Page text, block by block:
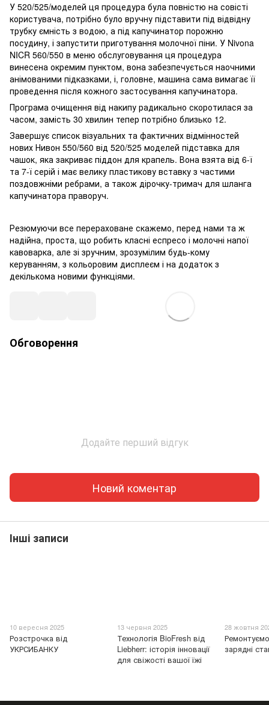
У 520/525/моделей ця процедура була повністю на совісті
користувача, потрібно було вручну підставити під відвідну
трубку ємність з водою, а під капучинатор порожню
посудину, і запустити приготування молочної піни. У Nivona
NICR 560/550 в меню обслуговування ця процедура
винесена окремим пунктом, вона забезпечується наочними
анімованими підказками, і, головне, машина сама вимагає її
проведення після кожного застосування капучинатора.
Програма очищення від накипу радикально скоротилася за
часом, замість 30 хвилин тепер потрібно близько 12.
Завершує список візуальних та фактичних відмінностей
нових Нивон 550/560 від 520/525 моделей підставка для
чашок, яка закриває піддон для крапель. Вона взята від 6-ї
та 7-ї серій і має велику пластикову вставку з частими
поздовжніми ребрами, а також дірочку-тримач для шланга
капучинатора праворуч.
Резюмуючи все перераховане скажемо, перед нами та ж
надійна, проста, що робить класні еспресо і молочні напої
кавоварка, але зі зручним, зрозумілим будь-кому
керуванням, з кольоровим дисплеєм і на додаток з
декількома новими функціями.
Обговорення
Додайте перший відгук
Новий коментар
Інші записи
10 вересня 2025
Розстрочка від
УКРСИБАНКУ
13 червня 2025
Технологія BioFresh від
Liebherr: історія інновації
для свіжості вашої їжі
28 жовтня
зарядні